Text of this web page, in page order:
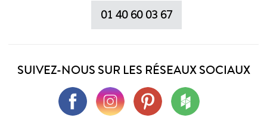
01 40 60 03 67
SUIVEZ-NOUS SUR LES RÉSEAUX SOCIAUX